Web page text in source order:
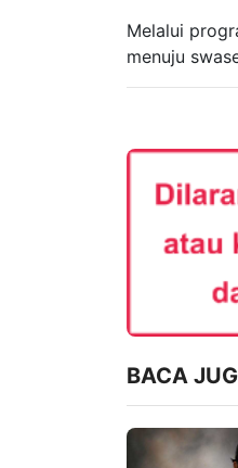
Melalui
menuju
BACA